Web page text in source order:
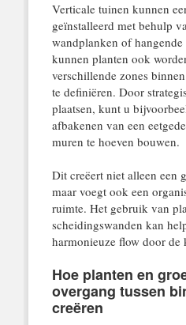
Verticale tuinen kunnen
geïnstalleerd met behulp
wandplanken of hangende
kunnen planten ook
verschillende zones
te definiëren. Door
plaatsen, kunt u
afbakenen van een
muren te hoeven bouwen.
Dit creëert niet alleen een
maar voegt ook een
ruimte. Het gebruik van
scheidingswanden kan
harmonieuze flow door de
Hoe planten en
overgang tussen
creëren